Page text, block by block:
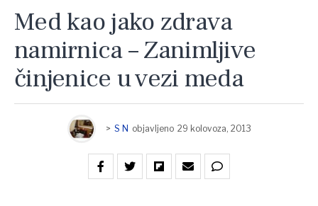
Med kao jako zdrava
namirnica – Zanimljive
činjenice u vezi meda
> S N objavljeno 29 kolovoza, 2013